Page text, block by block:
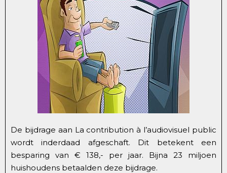
De bijdrage aan La contribution à l’audiovisuel public
wordt inderdaad afgeschaft. Dit betekent een
besparing van € 138,- per jaar. Bijna 23 miljoen
huishoudens betaalden deze bijdrage.